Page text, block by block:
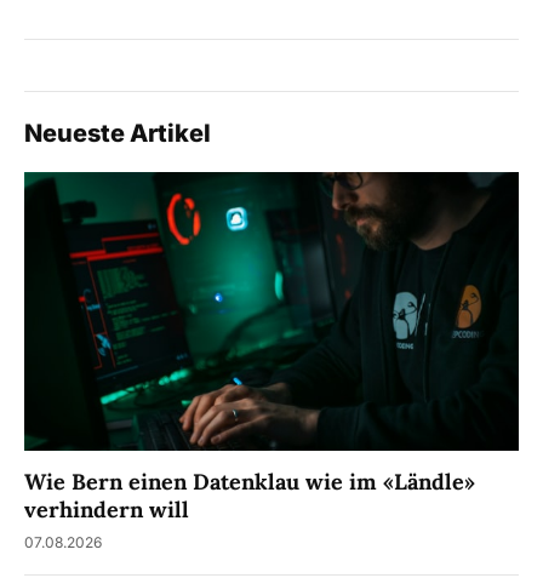
Neueste Artikel
Wie Bern einen Datenklau wie im «Ländle»
verhindern will
07.08.2026